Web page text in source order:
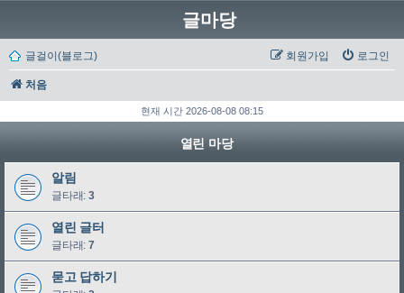
글마당
글걸이(블로그) 로그인
회원가입
처음
현재 시간 2026-08-08 08:15
열린 마당
알림
글타래: 3
열린 글터
글타래: 7
묻고 답하기